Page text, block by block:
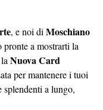
, e noi di Moschiano
pronte a mostrarti la
Nuova Card
per mantenere i tuoi
splendenti a lungo,